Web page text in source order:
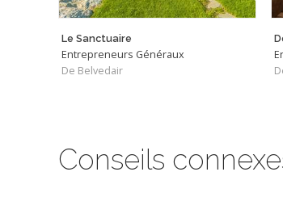
Le Sanctuaire
Entrepreneurs Généraux
De Belvedair
Conseils